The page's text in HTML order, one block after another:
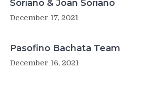
Soriano & Joan Soriano
December 17, 2021
Pasofino Bachata Team
December 16, 2021